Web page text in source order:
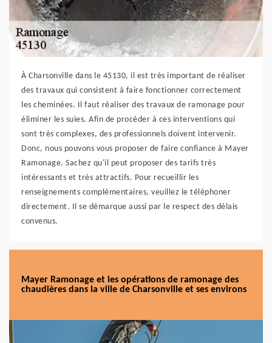
À Charsonville dans le 45130, il est très important de réaliser
des travaux qui consistent à faire fonctionner correctement
les cheminées. Il faut réaliser des travaux de ramonage pour
éliminer les suies. Afin de procéder à ces interventions qui
sont très complexes, des professionnels doivent intervenir.
Donc, nous pouvons vous proposer de faire confiance à Mayer
Ramonage. Sachez qu'il peut proposer des tarifs très
intéressants et très attractifs. Pour recueillir les
renseignements complémentaires, veuillez le téléphoner
directement. Il se démarque aussi par le respect des délais
convenus.
Mayer Ramonage et les opérations de ramonage des
chaudières dans la ville de Charsonville et ses environs